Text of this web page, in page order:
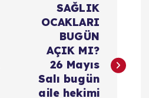
SAĞLIK
OCAKLARI
BUGÜN
AÇIK MI?
26 Mayıs
Salı bugün
aile hekimi